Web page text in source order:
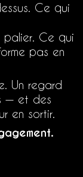
Ce qui
Ce qui
pas en
Un regard
— et des
en sortir.